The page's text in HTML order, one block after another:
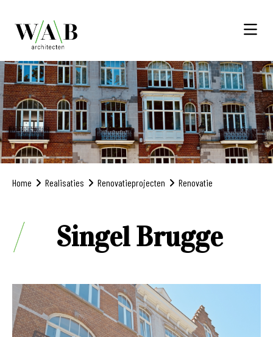
Home Realisaties Renovatieprojecten Renovatie
Singel Brugge